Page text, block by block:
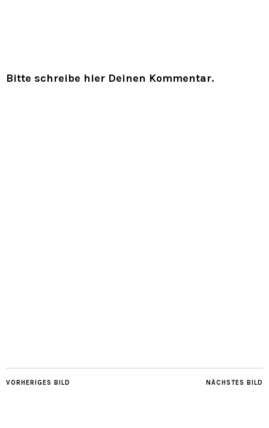
Bitte schreibe hier Deinen Kommentar.
NÄCHSTES BILD
VORHERIGES BILD